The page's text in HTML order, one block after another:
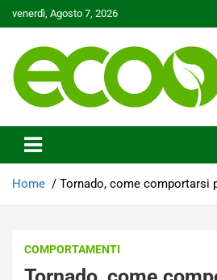
to
venerdì, Agosto 7, 2026
Ecoo.it
Home Tornado, come comportarsi
COMPORTAMENTI